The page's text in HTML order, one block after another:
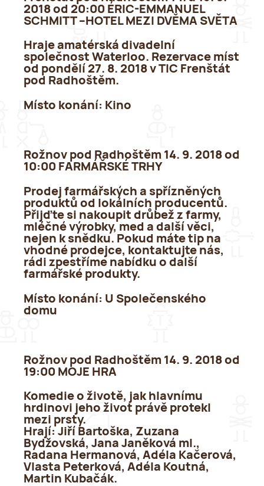
2018 od 20:00 ÉRIC-EMMANUEL
SCHMITT –HOTEL MEZI DVĚMA SVĚTA
Hraje amatérská divadelní
společnost Waterloo. Rezervace míst
od pondělí 27. 8. 2018 v TIC Frenštát
pod Radhoštěm.
Místo konání: Kino
Rožnov pod Radhoštěm 14. 9. 2018 od
10:00 FARMÁŘSKÉ TRHY
Prodej farmářských a spřízněných
produktů od lokálních producentů.
Přijďte si nakoupit drůbež z farmy,
mléčné výrobky, med a další věci,
nejen k snědku. Pokud máte tip na
vhodné prodejce, kontaktujte nás,
rádi zpestříme nabídku o další
farmářské produkty.
Místo konání: U Společenského
domu
Rožnov pod Radhoštěm 14. 9. 2018 od
19:00 MOJE HRA
Komedie o životě, jak hlavnímu
hrdinovi jeho život právě protekl
mezi prsty.
Hrají: Jiří Bartoška, Zuzana
Bydžovská, Jana Janěková ml.,
Radana Hermanová, Adéla Kačerová,
Vlasta Peterková, Adéla Koutná,
Martin Kubačák.